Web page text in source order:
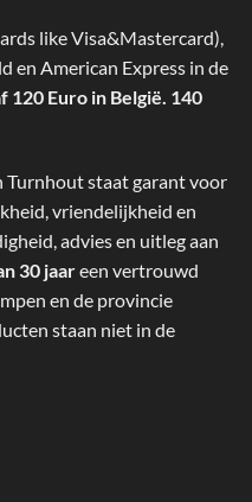
like Visa&Mastercard),
en American Express in de
120 Euro in België. 140
Turnhout staat garant voor
vriendelijkheid en
advies en uitleg aan
30 jaareen vertrouwd
en de provincie
staan niet in de